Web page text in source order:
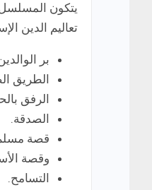
تعاليم الدين
بر
الطريق
الرفق
الصدقة.
قصة
وقصة
التسامح.